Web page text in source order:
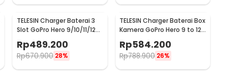
TELESIN Charger Baterai 3
Slot GoPro Hero 9/10/11/12
with 2 Batteries - S0-BCG-
04-TGP
Rp489.200
Rp670.900 28%
TELESIN Charger Baterai Box
Kamera GoPro Hero 9 to 12
with 2 Battery - S0-ECB-
01-TGP
Rp584.200
Rp788.900 26%